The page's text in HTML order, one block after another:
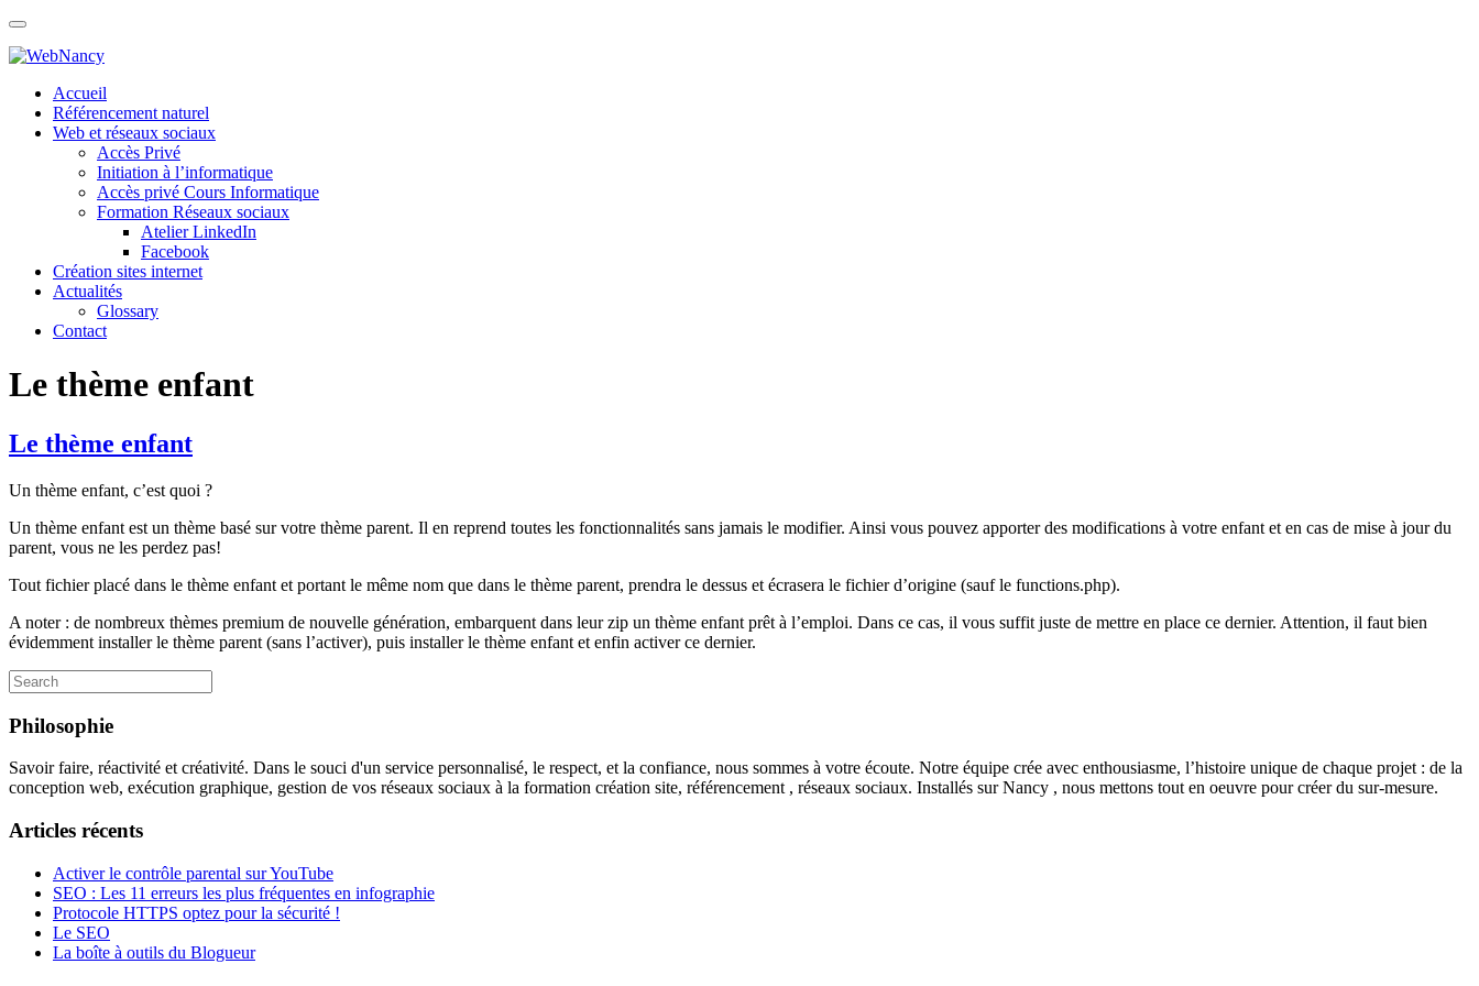
Skip
content
Accueil
Référencement naturel
Web et réseaux sociaux
Accès Privé
Initiation à l’informatique
Accès privé Cours Informatique
Formation Réseaux sociaux
Atelier LinkedIn
Facebook
Création sites internet
Actualités
Glossary
Contact
Le thème enfant
Le thème enfant
Un thème enfant, c’est quoi ?
Un thème enfant est un thème basé sur votre thème parent. Il en reprend toutes les fonctionnalités sans jamais le modifier. Ainsi vous pouvez apporter des modifications à votre enfant et en cas de mise à jour du
parent, vous ne les perdez pas!
Tout fichier placé dans le thème enfant et portant le même nom que dans le thème parent, prendra le dessus et écrasera le fichier d’origine (sauf le functions.php).
A noter : de nombreux thèmes premium de nouvelle génération, embarquent dans leur zip un thème enfant prêt à l’emploi. Dans ce cas, il vous suffit juste de mettre en place ce dernier. Attention, il faut bien
évidemment installer le thème parent (sans l’activer), puis installer le thème enfant et enfin activer ce dernier.
Search
for:
Philosophie
Savoir faire, réactivité et créativité. Dans le souci d'un service personnalisé, le respect, et la confiance, nous sommes à votre écoute. Notre équipe crée avec enthousiasme, l’histoire unique de chaque projet : de la
conception web, exécution graphique, gestion de vos réseaux sociaux à la formation création site, référencement , réseaux sociaux. Installés sur Nancy , nous mettons tout en oeuvre pour créer du sur-mesure.
Articles récents
Activer le contrôle parental sur YouTube
SEO : Les 11 erreurs les plus fréquentes en infographie
Protocole HTTPS optez pour la sécurité !
Le SEO
La boîte à outils du Blogueur